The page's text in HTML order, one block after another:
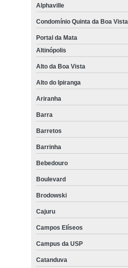
Alphaville
Condomínio Quinta da Boa Vista
Portal da Mata
Altinópolis
Alto da Boa Vista
Alto do Ipiranga
Ariranha
Barra
Barretos
Barrinha
Bebedouro
Boulevard
Brodowski
Cajuru
Campos Elíseos
Campus da USP
Catanduva